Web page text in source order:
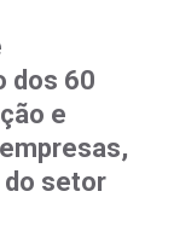
dos 60
e
do setor